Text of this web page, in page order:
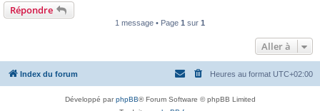
Répondre
1 message • Page 1 sur 1
Aller à
Index du forum Heures au format UTC+02:00
Développé parphpBB® Forum Software © phpBB Limited